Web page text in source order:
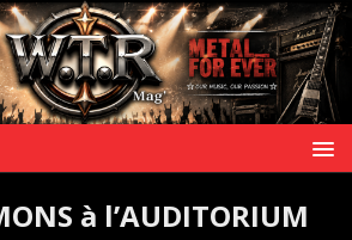
à l’AUDITORIUM